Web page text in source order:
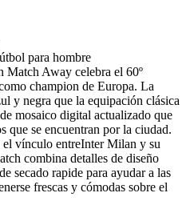
para hombre
Away celebra el 60º
champion de Europa. La
y negra que la equipación clásica
mosaico digital actualizado que
que se encuentran por la ciudad.
vínculo entreInter Milan y su
combina detalles de diseño
secado rapide para ayudar a las
frescas y cómodas sobre el